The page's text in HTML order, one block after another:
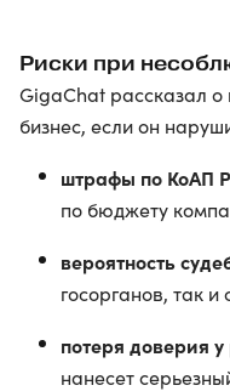
Риски при
GigaChat рассказал о
бизнес, если он
штрафы по КоАП
по бюджету
вероятность
госорганов, так
потеря доверия
нанесет